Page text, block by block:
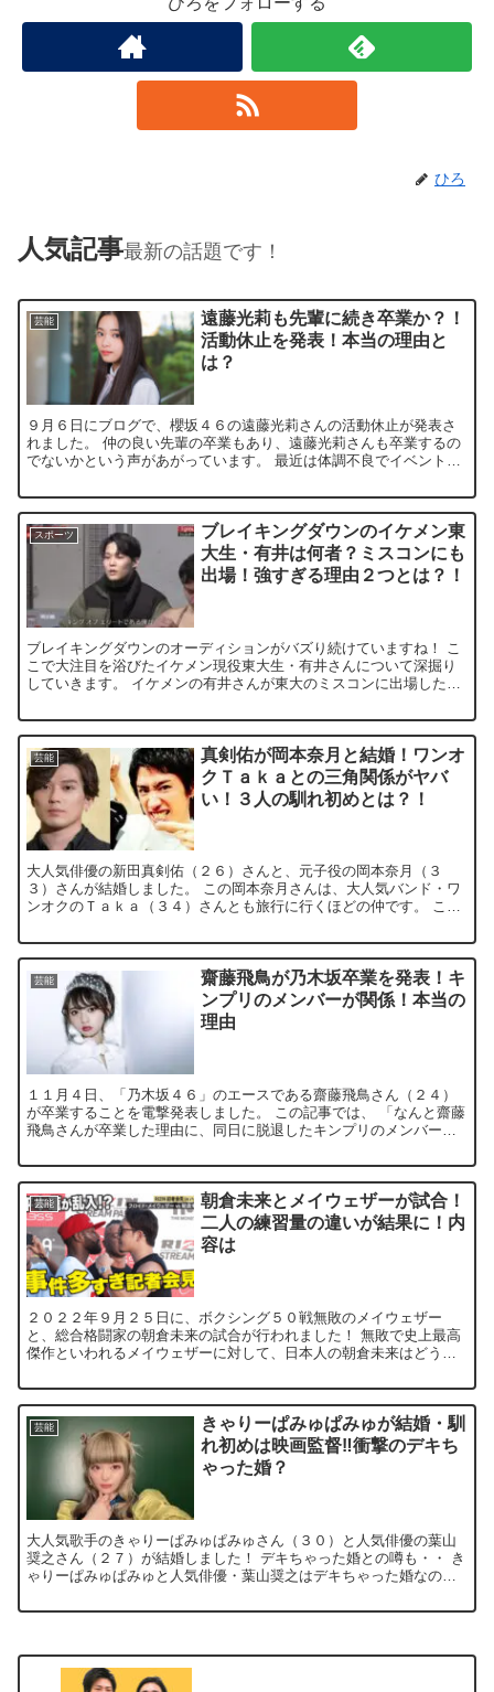
ひろ
人気記事最新の話題です！
芸能
遠藤光莉も先輩に続き卒業か？！
活動休止を発表！本当の理由と
は？
９月６日にブログで、櫻坂４６の遠藤光莉さんの活動休止が発表さ
れました。 仲の良い先輩の卒業もあり、遠藤光莉さんも卒業するの
でないかという声があがっています。 最近は体調不良でイベントな
スポーツ
ブレイキングダウンのイケメン東
大生・有井は何者？ミスコンにも
出場！強すぎる理由２つとは？！
ブレイキングダウンのオーディションがバズり続けていますね！ こ
こで大注目を浴びたイケメン現役東大生・有井さんについて深掘り
していきます。 イケメンの有井さんが東大のミスコンに出場したこ
芸能
真剣佑が岡本奈月と結婚！ワンオ
クＴａｋａとの三角関係がヤバ
い！３人の馴れ初めとは？！
大人気俳優の新田真剣佑（２６）さんと、元子役の岡本奈月（３
３）さんが結婚しました。 この岡本奈月さんは、大人気バンド・ワ
ンオクのＴａｋａ（３４）さんとも旅行に行くほどの仲です。 この
芸能
齋藤飛鳥が乃木坂卒業を発表！キ
ンプリのメンバーが関係！本当の
理由
１１月４日、「乃木坂４６」のエースである齋藤飛鳥さん（２４）
が卒業することを電撃発表しました。 この記事では、 「なんと齋藤
飛鳥さんが卒業した理由に、同日に脱退したキンプリのメンバーが
芸能
朝倉未来とメイウェザーが試合！
二人の練習量の違いが結果に！内
容は
２０２２年９月２５日に、ボクシング５０戦無敗のメイウェザー
と、総合格闘家の朝倉未来の試合が行われました！ 無敗で史上最高
傑作といわれるメイウェザーに対して、日本人の朝倉未来はどう戦
芸能
きゃりーぱみゅぱみゅが結婚・馴
れ初めは映画監督‼︎衝撃のデキち
ゃった婚？
大人気歌手のきゃりーぱみゅぱみゅさん（３０）と人気俳優の葉山
奨之さん（２７）が結婚しました！ デキちゃった婚との噂も・・ き
ゃりーぱみゅぱみゅと人気俳優・葉山奨之はデキちゃった婚なの